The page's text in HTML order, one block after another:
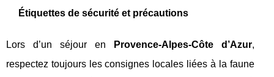
Étiquettes de sécurité et précautions
Lors d’un séjour en Provence-Alpes-Côte d’Azur,
respectez toujours les consignes locales liées à la faune